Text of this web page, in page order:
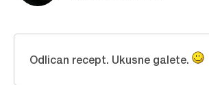
Odlican recept. Ukusne galete.